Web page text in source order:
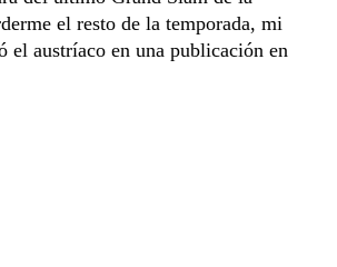
el resto de la temporada, mi
el austríaco en una publicación en